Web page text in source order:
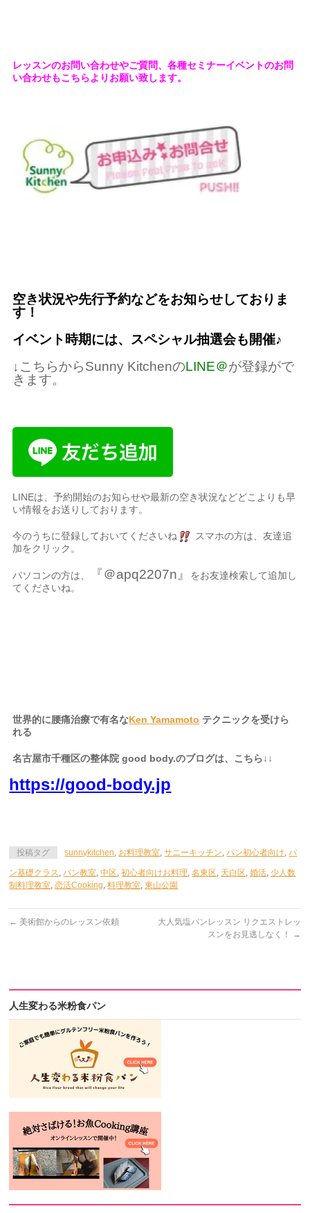
レッスンのお問い合わせやご質問、各種セミナーイベントのお問
い合わせもこちらよりお願い致します。
空き状況や先行予約などをお知らせしておりま
す！
イベント時期には、スペシャル抽選会も開催♪
↓こちらからSunny KitchenのLINE＠が登録がで
きます。
LINEは、予約開始のお知らせや最新の空き状況などどこよりも早
い情報をお送りしております。
今のうちに登録しておいてくださいね
スマホの方は、友達追
加をクリック。
パソコンの方は、 『＠apq2207n』
をお友達検索して追加し
てくださいね。
世界的に腰痛治療で有名なKen Yamamoto テクニックを受けら
れる
名古屋市千種区の整体院 good body.のブログは、こちら↓↓
https://good-body.jp
投稿タグ sunnykitchen, お料理教室,サニーキッチン,パン初心者向け,パ
ン基礎クラス,パン教室,中区,初心者向けお料理,名東区, 天白区,婚活, 少人数
制料理教室,恋活Cooking,料理教室,東山公園
← 美術館からのレッスン依頼
大人気塩パンレッスン リクエストレッ
スンをお見逃しなく！
→
人生変わる米粉食パン